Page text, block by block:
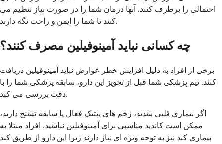
احتمالی را برطرف کنند. آنها درمان شما را در صورت نیاز تنظیم می
کنند تا شما را ایمن و راحت نگه دارند.
چه کسانی نباید آمینوفیلین مصرف کنند؟
برخی از افراد به دلیل افزایش خطر عوارض نباید آمینوفیلین دریافت
کنند. تیم پزشکی شما قبل از تجویز این دارو، سابقه پزشکی شما را با
دقت بررسی می کند.
اگر بیماری قلبی شدید، زخم های پپتیک فعال یا سابقه تشنج دارید،
ممکن است کاندید مناسبی برای آمینوفیلین نباشید. افراد مبتلا به
بیماری کبد نیز به توجه ویژه ای نیاز دارند زیرا این دارو از طریق کبد